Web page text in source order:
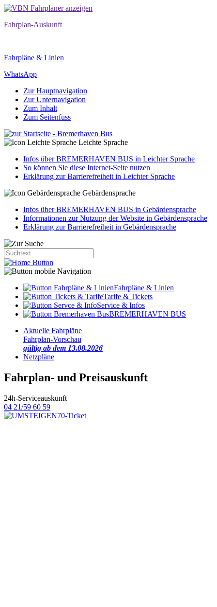
Fahrplan-Auskunft
Fahrpläne & Linien
WhatsApp
Zur Hauptnavigation
Zur Unternavigation
Zum Inhalt
Zum Seitenfuss
Leichte Sprache
Infos über BREMERHAVEN BUS in Leichter Sprache
So können Sie diese Internet-Seite nutzen
Erklärung zur Barrierefreiheit in Leichter Sprache
Gebärdensprache
Infos über BREMERHAVEN BUS in Gebärdensprache
Informationen zur Nutzung der Website in Gebärdensprache
Erklärung zur Barrierefreiheit in Gebärdensprache
Fahrpläne & Linien
Tarife & Tickets
Service & Infos
BREMERHAVEN BUS
Aktuelle Fahrpläne
Fahrplan-Vorschau
gültig ab dem 13.08.2026
Netzpläne
Fahrplan- und Preisauskunft
24h-Serviceauskunft
04 21/59 60 59